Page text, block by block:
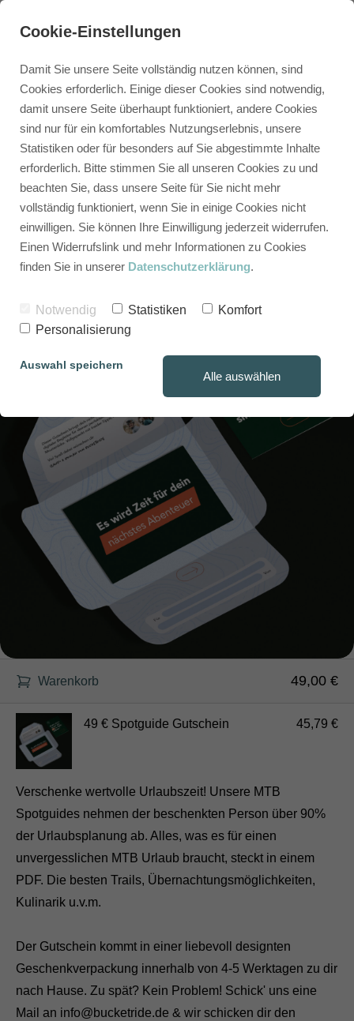
Warenkorb 49,00 €
49 € Spotguide Gutschein 45,79 €
Verschenke wertvolle Urlaubszeit! Unsere MTB
Spotguides nehmen der beschenkten Person über 90%
der Urlaubsplanung ab. Alles, was es für einen
unvergesslichen MTB Urlaub braucht, steckt in einem
PDF. Die besten Trails, Übernachtungsmöglichkeiten,
Kulinarik u.v.m.
Der Gutschein kommt in einer liebevoll designten
Geschenkverpackung innerhalb von 4-5 Werktagen zu dir
nach Hause. Zu spät? Kein Problem! Schick' uns eine
Mail an info@bucketride.de & wir schicken dir den
Cookie-Einstellungen
Damit Sie unsere Seite vollständig nutzen können, sind
Cookies erforderlich. Einige dieser Cookies sind notwendig,
damit unsere Seite überhaupt funktioniert, andere Cookies
sind nur für ein komfortables Nutzungserlebnis, unsere
Statistiken oder für besonders auf Sie abgestimmte Inhalte
erforderlich. Bitte stimmen Sie all unseren Cookies zu und
beachten Sie, dass unsere Seite für Sie nicht mehr
vollständig funktioniert, wenn Sie in einige Cookies nicht
einwilligen. Sie können Ihre Einwilligung jederzeit widerrufen.
Einen Widerrufslink und mehr Informationen zu Cookies
finden Sie in unserer Datenschutzerklärung.
Notwendig Statistiken
Komfort
Personalisierung
Auswahl speichern
Alle auswählen